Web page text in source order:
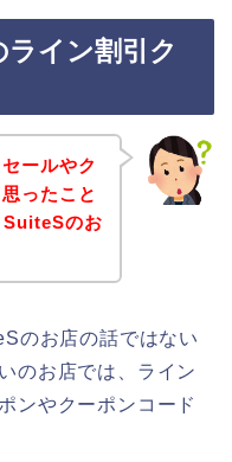
イン割引ク
ールやク
ったこと
SuiteSのお
のお店の話ではない
のお店では、ライン
ンやクーポンコード